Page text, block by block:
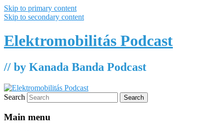
Skip to primary content
Skip to secondary content
Elektromobilitás Podcast
// by Kanada Banda Podcast
Search
Main menu